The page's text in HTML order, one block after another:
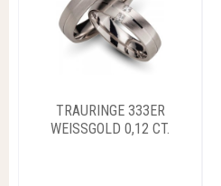
TRAURINGE 333ER
WEISSGOLD 0,12 CT.